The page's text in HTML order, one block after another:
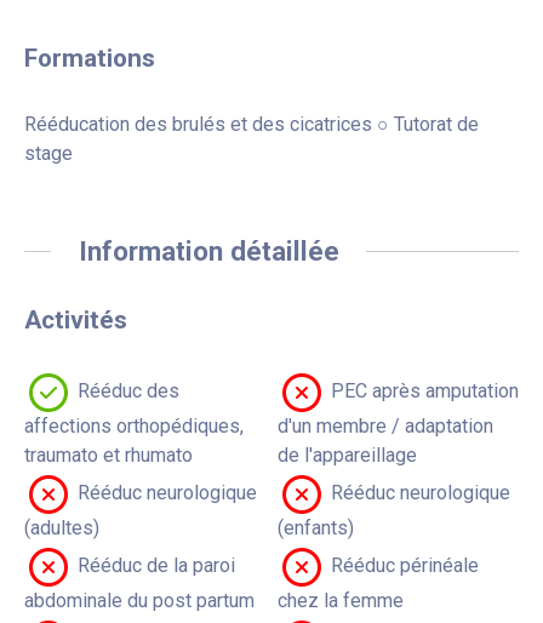
Formations
Rééducation des brulés et des cicatrices ○ Tutorat de
stage
Information détaillée
Activités
Rééduc des
affections orthopédiques,
traumato et rhumato
PEC après amputation
d'un membre / adaptation
de l'appareillage
Rééduc neurologique
(adultes)
Rééduc neurologique
(enfants)
Rééduc de la paroi
abdominale du post partum
Rééduc périnéale
chez la femme